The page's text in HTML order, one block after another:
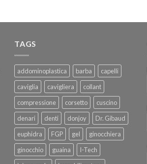
TAGS
addominoplastica barba
capelli
caviglia
cavigliera
collant
compressione
corsetto
cuscino
denari
denti donjoy
Dr. Gibaud
euphidra
FGP gel
ginocchiera
ginocchio
guaina
I-Tech